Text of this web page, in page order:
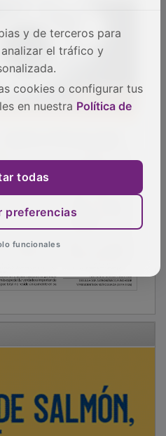
y de terceros para
el tráfico y
cookies o configurar tus
en nuestra Política de
todas
preferencias
funcionales